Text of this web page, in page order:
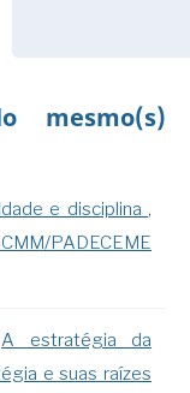
mesmo(s)
e disciplina ,
PADECEME
A estratégia da
e suas raízes